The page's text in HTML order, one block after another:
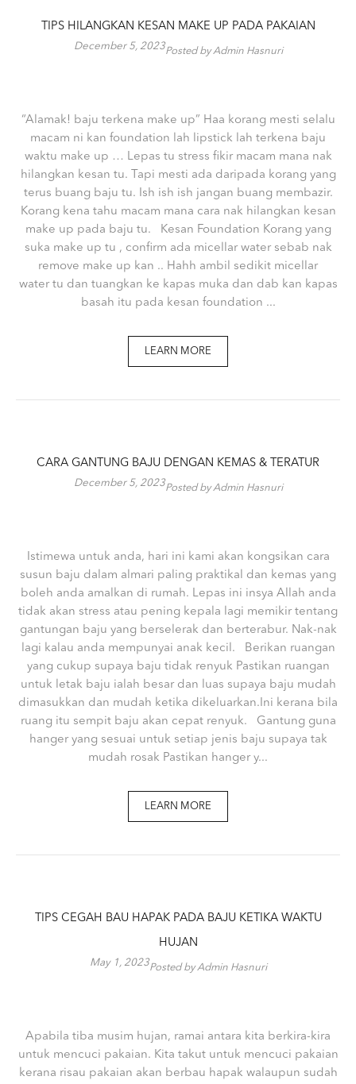
TIPS HILANGKAN KESAN MAKE UP PADA PAKAIAN
December 5, 2023Posted by Admin Hasnuri
“Alamak! baju terkena make up” Haa korang mesti selalu
macam ni kan foundation lah lipstick lah terkena baju
waktu make up … Lepas tu stress fikir macam mana nak
hilangkan kesan tu. Tapi mesti ada daripada korang yang
terus buang baju tu. Ish ish ish jangan buang membazir.
Korang kena tahu macam mana cara nak hilangkan kesan
make up pada baju tu. Kesan Foundation Korang yang
suka make up tu , confirm ada micellar water sebab nak
remove make up kan .. Hahh ambil sedikit micellar
water tu dan tuangkan ke kapas muka dan dab kan kapas
basah itu pada kesan foundation ...
LEARN MORE
CARA GANTUNG BAJU DENGAN KEMAS & TERATUR
December 5, 2023Posted by Admin Hasnuri
Istimewa untuk anda, hari ini kami akan kongsikan cara
susun baju dalam almari paling praktikal dan kemas yang
boleh anda amalkan di rumah. Lepas ini insya Allah anda
tidak akan stress atau pening kepala lagi memikir tentang
gantungan baju yang berselerak dan berterabur. Nak-nak
lagi kalau anda mempunyai anak kecil. Berikan ruangan
yang cukup supaya baju tidak renyuk Pastikan ruangan
untuk letak baju ialah besar dan luas supaya baju mudah
dimasukkan dan mudah ketika dikeluarkan.Ini kerana bila
ruang itu sempit baju akan cepat renyuk. Gantung guna
hanger yang sesuai untuk setiap jenis baju supaya tak
mudah rosak Pastikan hanger y...
LEARN MORE
TIPS CEGAH BAU HAPAK PADA BAJU KETIKA WAKTU
HUJAN
May 1, 2023Posted by Admin Hasnuri
Apabila tiba musim hujan, ramai antara kita berkira-kira
untuk mencuci pakaian. Kita takut untuk mencuci pakaian
kerana risau pakaian akan berbau hapak walaupun sudah